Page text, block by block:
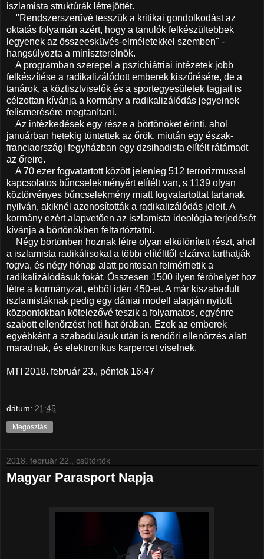
iszlamista struktúrák létrejöttét.
"Rendszerszerűvé tesszük a kritikai gondolkodást az
oktatás folyamán azért, hogy a tanulók felkészültebbek
legyenek az összeesküvés-elméletekkel szemben" -
hangsúlyozta a miniszterelnök.
A programban szerepel a pszichiátriai intézetek jobb
felkészítése a radikalizálódott emberek kiszűrésére, de a
tanárok, a köztisztviselők és a sportegyesületek tagjait is
célzottan kívánja a kormány a radikalizálódás jegyeinek
felismerésére megtanítani.
Az intézkedések egy része a börtönöket érinti, ahol
januárban hetekig tüntettek az őrök, miután egy észak-
franciaországi fegyházban egy dzsihadista elítélt rátámadt
az őreire.
A 70 ezer fogvatartott között jelenleg 512 terrorizmussal
kapcsolatos bűncselekményért elítélt van, s 1139 olyan
köztörvényes bűncselekmény miatt fogvatartottat tartanak
nyilván, akiknél azonosították a radikalizálódás jeleit. A
kormány ezért alapvetően az iszlamista ideológia terjedését
kívánja a börtönökben feltartóztatni.
Négy börtönben hoznak létre olyan elkülönített részt, ahol
a iszlamista radikálisokat a többi elítélttől elzárva tarthatják
fogva, és négy hónap alatt pontosan felmérhetik a
radikalizálódásuk fokát. Összesen 1500 ilyen férőhelyet hoz
létre a kormányzat, ebből idén 450-et. A már kiszabadult
iszlamistáknak pedig egy dániai modell alapján nyitott
központokban kötelezővé teszik a folyamatos, egyénre
szabott ellenőrzést heti hat órában. Ezek az emberek
egyébként a szabadulásuk után is rendőri ellenőrzés alatt
maradnak, és elektronikus karpercet viselnek.
MTI 2018. február 23., péntek 16:47
dátum: 21:45
Megosztás
2018. február 22., csütörtök
Magyar Parasport Napja